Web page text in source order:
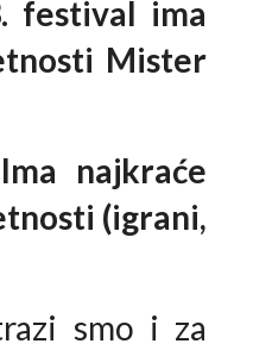
festival ima
Mister
najkraće
(igrani,
smo i za